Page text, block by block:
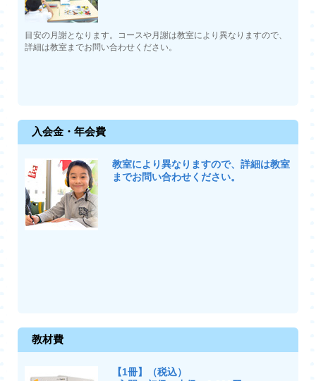
目安の月謝となります。コースや月謝は教室により異なりますので、
詳細は教室までお問い合わせください。
入会金・年会費
教室により異なりますので、詳細は教室
までお問い合わせください。
教材費
【1冊】（税込）